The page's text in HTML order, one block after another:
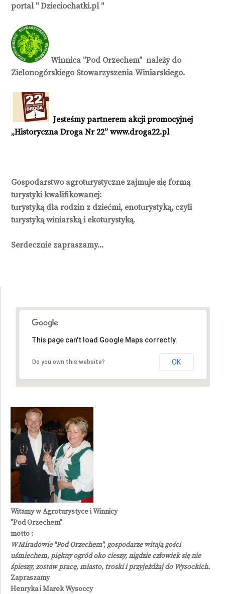
portal " Dzieciochatki.pl "
Winnica "Pod Orzechem" należy do
Zielonogórskiego Stowarzyszenia Winiarskiego.
Jesteśmy partnerem akcji promocyjnej
„Historyczna Droga Nr 22”www.droga22.pl
Gospodarstwo agroturystyczne zajmuje się formą
turystyki kwalifikowanej:
turystyką dla rodzin z dziećmi, enoturystyką, czyli
turystyką winiarską i ekoturystyką.
Serdecznie zapraszamy...
This page can't load Google Maps correctly.
Do you own this website? OK
This page can't load Google Maps correctly.
Do you own this website? OK
Witamy w Agroturystyce i Winnicy
"Pod Orzechem"
motto :
W Miradowie "Pod Orzechem", gospodarze witają gości
uśmiechem, piękny ogród oko cieszy, nigdzie człowiek się nie
śpieszy, zostaw pracę, miasto, troski i przyjeżdżaj do Wysockich.
Zapraszamy
Henryka i Marek Wysoccy